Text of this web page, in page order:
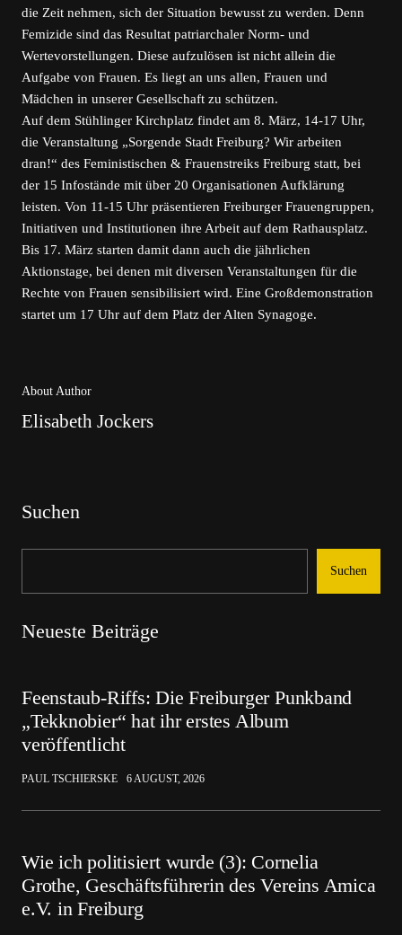
die Zeit nehmen, sich der Situation bewusst zu werden. Denn
Femizide sind das Resultat patriarchaler Norm- und
Wertevorstellungen. Diese aufzulösen ist nicht allein die
Aufgabe von Frauen. Es liegt an uns allen, Frauen und
Mädchen in unserer Gesellschaft zu schützen.
Auf dem Stühlinger Kirchplatz findet am 8. März, 14-17 Uhr,
die Veranstaltung „Sorgende Stadt Freiburg? Wir arbeiten
dran!“ des Feministischen & Frauenstreiks Freiburg statt, bei
der 15 Infostände mit über 20 Organisationen Aufklärung
leisten. Von 11-15 Uhr präsentieren Freiburger Frauengruppen,
Initiativen und Institutionen ihre Arbeit auf dem Rathausplatz.
Bis 17. März starten damit dann auch die jährlichen
Aktionstage, bei denen mit diversen Veranstaltungen für die
Rechte von Frauen sensibilisiert wird. Eine Großdemonstration
startet um 17 Uhr auf dem Platz der Alten Synagoge.
About Author
Elisabeth Jockers
Suchen
Suchen
Neueste Beiträge
Feenstaub-Riffs: Die Freiburger Punkband
„Tekknobier“ hat ihr erstes Album
veröffentlicht
PAUL TSCHIERSKE 6 AUGUST, 2026
Wie ich politisiert wurde (3): Cornelia
Grothe, Geschäftsführerin des Vereins Amica
e.V. in Freiburg